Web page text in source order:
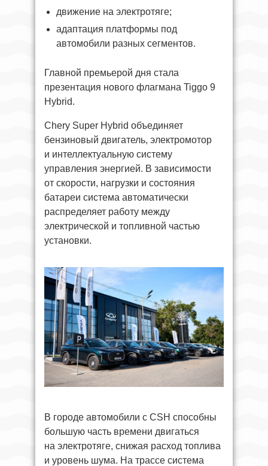
движение на электротяге;
адаптация платформы под
автомобили разных сегментов.
Главной премьерой дня стала
презентация нового флагмана Tiggo 9
Hybrid.
Chery Super Hybrid объединяет
бензиновый двигатель, электромотор
и интеллектуальную систему
управления энергией. В зависимости
от скорости, нагрузки и состояния
батареи система автоматически
распределяет работу между
электрической и топливной частью
установки.
В городе автомобили с CSH способны
большую часть времени двигаться
на электротяге, снижая расход топлива
и уровень шума. На трассе система